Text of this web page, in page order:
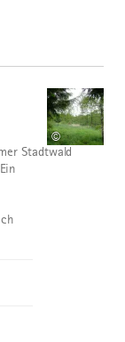
©
Stadtwald